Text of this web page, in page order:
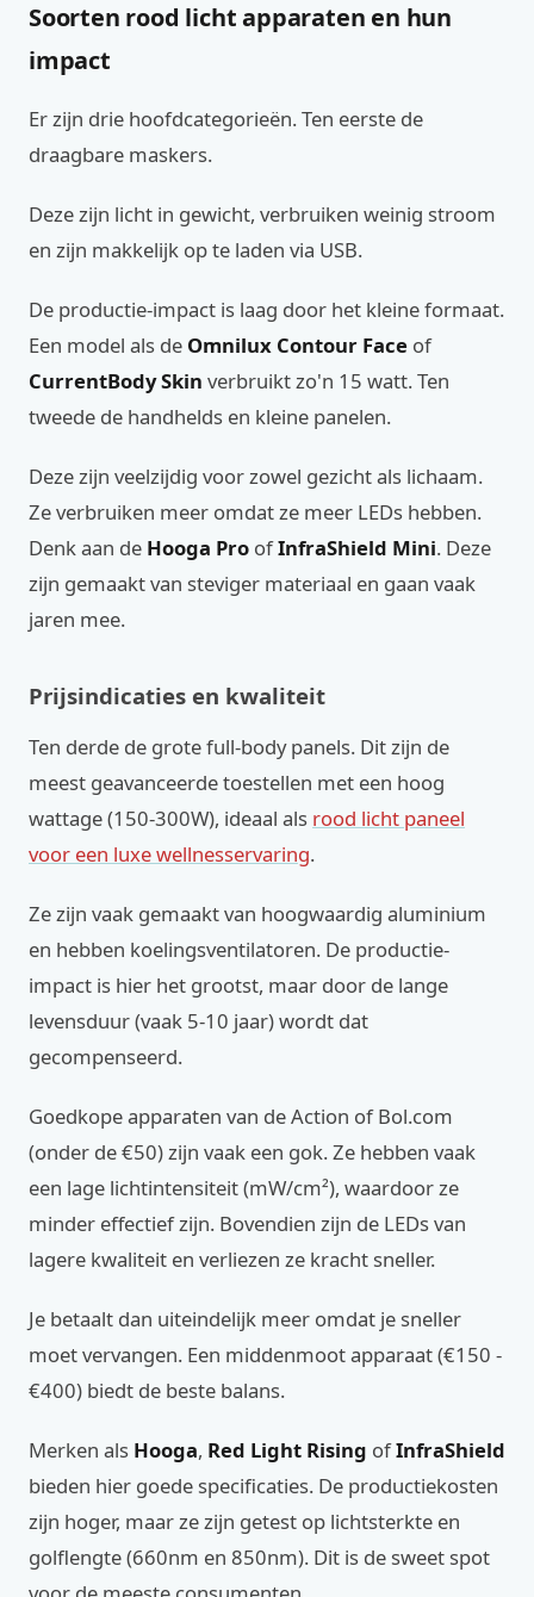
Soorten rood licht apparaten en hun
impact
Er zijn drie hoofdcategorieën. Ten eerste de
draagbare maskers.
Deze zijn licht in gewicht, verbruiken weinig stroom
en zijn makkelijk op te laden via USB.
De productie-impact is laag door het kleine formaat.
Een model als de Omnilux Contour Face of
CurrentBody Skin verbruikt zo'n 15 watt. Ten
tweede de handhelds en kleine panelen.
Deze zijn veelzijdig voor zowel gezicht als lichaam.
Ze verbruiken meer omdat ze meer LEDs hebben.
Denk aan de Hooga Pro ofInfraShield Mini. Deze
zijn gemaakt van steviger materiaal en gaan vaak
jaren mee.
Prijsindicaties en kwaliteit
Ten derde de grote full-body panels. Dit zijn de
meest geavanceerde toestellen met een hoog
wattage (150-300W), ideaal als rood licht paneel
voor een luxe wellnesservaring.
Ze zijn vaak gemaakt van hoogwaardig aluminium
en hebben koelingsventilatoren. De productie-
impact is hier het grootst, maar door de lange
levensduur (vaak 5-10 jaar) wordt dat
gecompenseerd.
Goedkope apparaten van de Action of Bol.com
(onder de €50) zijn vaak een gok. Ze hebben vaak
een lage lichtintensiteit (mW/cm²), waardoor ze
minder effectief zijn. Bovendien zijn de LEDs van
lagere kwaliteit en verliezen ze kracht sneller.
Je betaalt dan uiteindelijk meer omdat je sneller
moet vervangen. Een middenmoot apparaat (€150 -
€400) biedt de beste balans.
Merken als Hooga, Red Light Rising ofInfraShield
bieden hier goede specificaties. De productiekosten
zijn hoger, maar ze zijn getest op lichtsterkte en
golflengte (660nm en 850nm). Dit is de sweet spot